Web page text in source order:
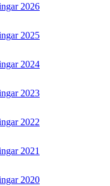
2026
2025
2024
2023
2022
2021
2020